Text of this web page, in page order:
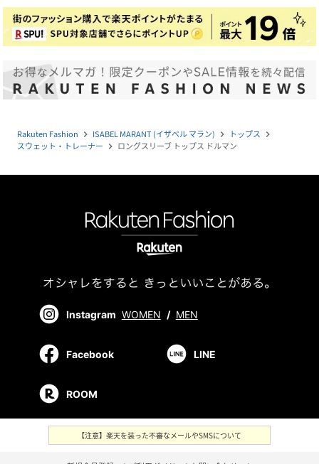
Rakuten Fashion navigate_next ISABEL MARANT (イザベル マラン) navigate_next トップス navigate_next
スウェット・トレーナー navigate_next ロングスリーブ トップス ドルマン
Instagram WOMEN / MEN
Facebook LINE
ROOM
【注意】楽天を装った不審なメールやSMSについて